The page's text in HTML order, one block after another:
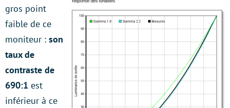
gros point
faible de ce
moniteur : son
taux de
contraste de
690:1 est
inférieur à ce